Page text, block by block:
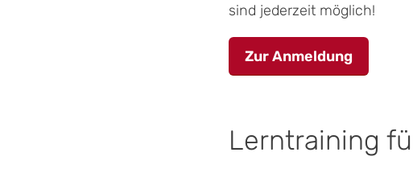
sind jederzeit möglich!
Zur Anmeldung
Lerntraining